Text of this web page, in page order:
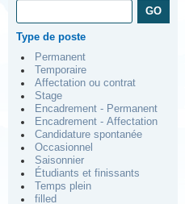
Type de poste
Permanent
Temporaire
Affectation ou contrat
Stage
Encadrement - Permanent
Encadrement - Affectation
Candidature spontanée
Occasionnel
Saisonnier
Étudiants et finissants
Temps plein
filled